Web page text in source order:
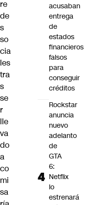
re
de
s
so
cia
les
tra
s
se
r
lle
va
do
a
co
mi
sa
acusaban
entrega
de
estados
financieros
falsos
para
conseguir
créditos
Rockstar
anuncia
nuevo
adelanto
de
GTA
6:
Netflix
lo
estrenará